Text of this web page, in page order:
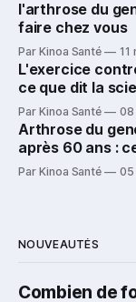
l'arthrose du
faire chez vous
Par Kinoa Santé 11
L'exercice
ce que dit la
Par Kinoa Santé 08
Arthrose du
après 60 ans :
Par Kinoa Santé 05
NOUVEAUTÉS
Combien de